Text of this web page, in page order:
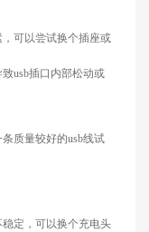
，可以尝试换个插座或
致usb插口内部松动或
质量较好的usb线试
定，可以换个充电头